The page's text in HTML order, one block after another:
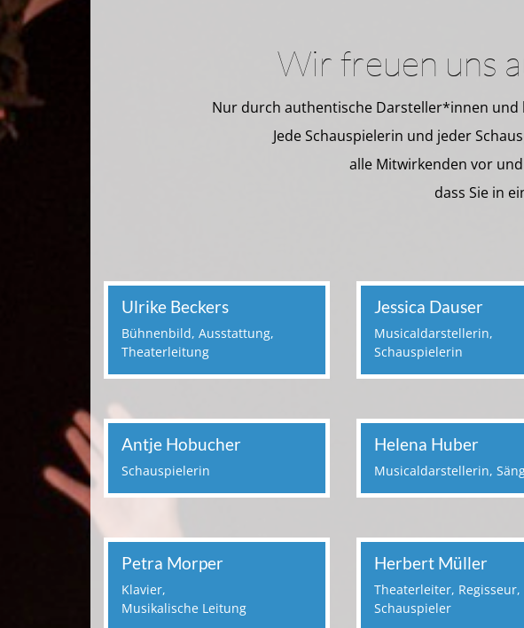
Wir freuen uns
Nur durch authentische Darsteller*innen und
Jede Schauspielerin und jeder
alle Mitwirkenden vor
dass Sie in
Ulrike Beckers
Bühnenbild, Ausstattung,
Theaterleitung
Jessica Dauser
Musicaldarstellerin,
Schauspielerin
Antje Hobucher
Schauspielerin
Helena Huber
Musicaldarstellerin,
Petra Morper
Klavier,
Musikalische Leitung
Herbert Müller
Theaterleiter, Regisseur,
Schauspieler